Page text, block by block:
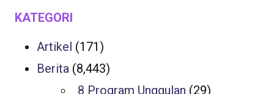
KATEGORI
Artikel (171)
Berita (8,443)
8 Program Unggulan (29)